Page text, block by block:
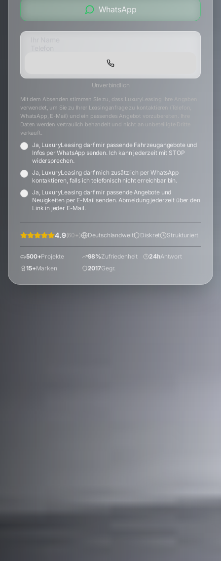
WhatsApp
Unverbindlich
Mit dem Absenden stimmen Sie zu, dass LuxuryLeasing Ihre Angaben
verwendet, um Sie zu Ihrer Leasinganfrage zu kontaktieren (Telefon,
WhatsApp, E-Mail) und ein passendes Angebot vorzubereiten. Ihre
Daten werden vertraulich behandelt und nicht an unbeteiligte Dritte
verkauft.
Ja, LuxuryLeasing darf mir passende Fahrzeugangebote und
Infos per WhatsApp senden. Ich kann jederzeit mit STOP
widersprechen.
Ja, LuxuryLeasing darf mich zusätzlich per WhatsApp
kontaktieren, falls ich telefonisch nicht erreichbar bin.
Ja, LuxuryLeasing darf mir passende Angebote und
Neuigkeiten per E-Mail senden. Abmeldung jederzeit über den
Link in jeder E-Mail.
4.9(60+) Deutschlandweit Diskret Strukturiert
500+Projekte 98%Zufriedenheit 24hAntwort
15+Marken 2017Gegr.